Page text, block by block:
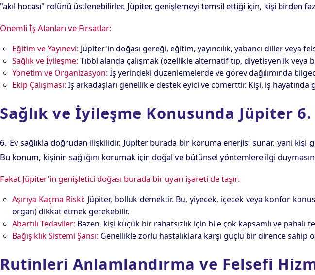
"akıl hocası" rolünü üstlenebilirler. Jüpiter, genişlemeyi temsil ettiği için, kişi birden
Önemli İş Alanları ve Fırsatlar:
Eğitim ve Yayınevi: Jüpiter'in doğası gereği, eğitim, yayıncılık, yabancı diller
Sağlık ve İyileşme: Tıbbi alanda çalışmak (özellikle alternatif tıp, diyetisyenlik
Yönetim ve Organizasyon: İş yerindeki düzenlemelerde ve görev dağılımında
Ekip Çalışması: İş arkadaşları genellikle destekleyici ve cömerttir. Kişi, iş
Sağlık ve İyileşme Konusunda Jüpiter 6.
6. Ev sağlıkla doğrudan ilişkilidir. Jüpiter burada bir koruma enerjisi sunar, yani kişi
Bu konum, kişinin sağlığını korumak için doğal ve bütünsel yöntemlere ilgi
Fakat Jüpiter'in genişletici doğası burada bir uyarı işareti de taşır:
Aşırıya Kaçma Riski: Jüpiter, bolluk demektir. Bu, yiyecek, içecek veya konfor
organ) dikkat etmek gerekebilir.
Abartılı Tedaviler: Bazen, kişi küçük bir rahatsızlık için bile çok kapsamlı ve
Bağışıklık Sistemi Şansı: Genellikle zorlu hastalıklara karşı güçlü bir dirence sahip
Rutinleri Anlamlandırma ve Felsefi